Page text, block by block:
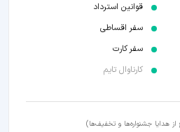
قوانین استرداد
سفر اقساطی
سفر کارت
کارناوال تایم
از هدایا جشنواره‌ها و تخفیف‌ها)